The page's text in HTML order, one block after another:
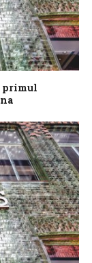
primul
o rată de